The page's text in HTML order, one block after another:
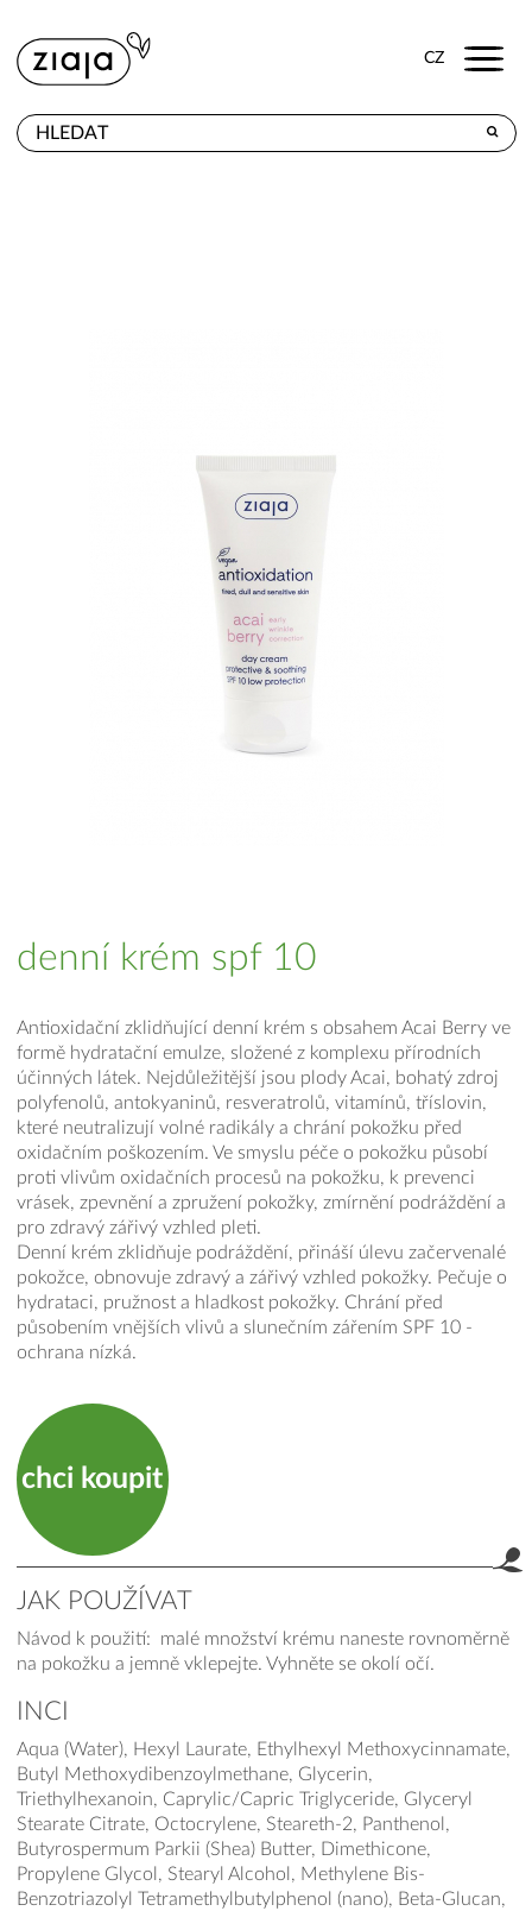
CZ Menu
denní krém spf 10
Antioxidační zklidňující denní krém s obsahem Acai Berry ve
formě hydratační emulze, složené z komplexu přírodních
účinných látek. Nejdůležitější jsou plody Acai, bohatý zdroj
polyfenolů, antokyaninů, resveratrolů, vitamínů, tříslovin,
které neutralizují volné radikály a chrání pokožku před
oxidačním poškozením. Ve smyslu péče o pokožku působí
proti vlivům oxidačních procesů na pokožku, k prevenci
vrásek, zpevnění a zpružení pokožky, zmírnění podráždění a
pro zdravý zářivý vzhled pleti.
Denní krém zklidňuje podráždění, přináší úlevu začervenalé
pokožce, obnovuje zdravý a zářivý vzhled pokožky. Pečuje o
hydrataci, pružnost a hladkost pokožky. Chrání před
působením vnějších vlivů a slunečním zářením SPF 10 -
ochrana nízká.
chci koupit
JAK POUŽÍVAT
Návod k použití: malé množství krému naneste rovnoměrně
na pokožku a jemně vklepejte. Vyhněte se okolí očí.
INCI
Aqua (Water), Hexyl Laurate, Ethylhexyl Methoxycinnamate,
Butyl Methoxydibenzoylmethane, Glycerin,
Triethylhexanoin, Caprylic/Capric Triglyceride, Glyceryl
Stearate Citrate, Octocrylene, Steareth-2, Panthenol,
Butyrospermum Parkii (Shea) Butter, Dimethicone,
Propylene Glycol, Stearyl Alcohol, Methylene Bis-
Benzotriazolyl Tetramethylbutylphenol (nano), Beta-Glucan,